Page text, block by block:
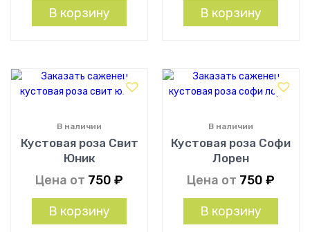
В корзину В корзину
Кустовая роза Свит
Юник
В наличии
Цена от 750 ₽
В корзину
Кустовая роза Софи
Лорен
В наличии
Цена от 750 ₽
В корзину